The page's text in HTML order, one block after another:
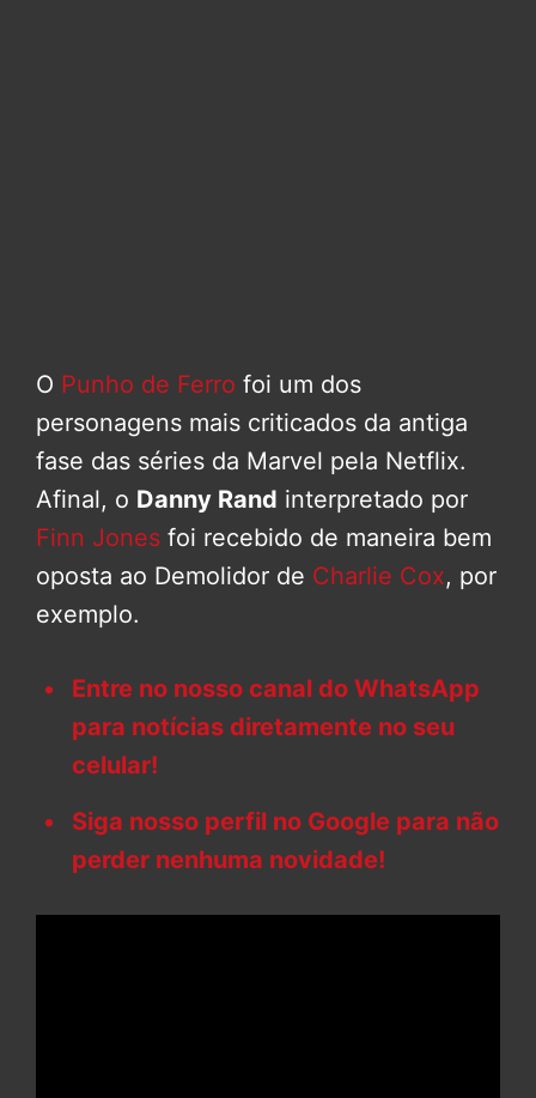
O Punho de Ferro foi um dos
personagens mais criticados da antiga
fase das séries da Marvel pela Netflix.
Afinal, o Danny Rand interpretado por
Finn Jones foi recebido de maneira bem
oposta ao Demolidor de Charlie Cox, por
exemplo.
Entre no nosso canal do WhatsApp
para notícias diretamente no seu
celular!
Siga nosso perfil no Google para não
perder nenhuma novidade!